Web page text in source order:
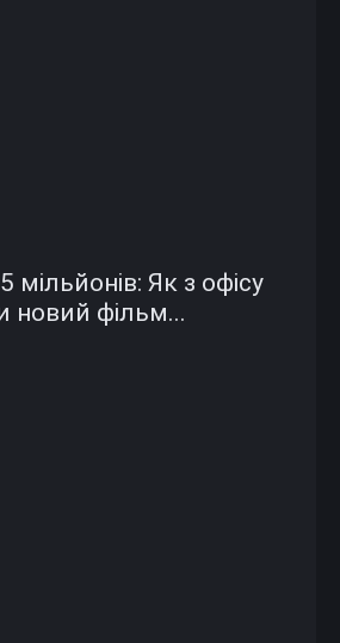
мільйонів: Як з офісу
новий фільм...